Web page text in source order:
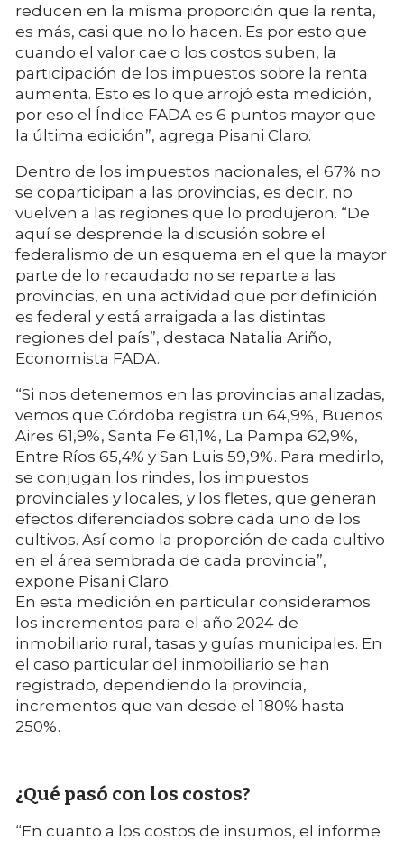
reducen en la misma proporción que la renta,
es más, casi que no lo hacen. Es por esto que
cuando el valor cae o los costos suben, la
participación de los impuestos sobre la renta
aumenta. Esto es lo que arrojó esta medición,
por eso el Índice FADA es 6 puntos mayor que
la última edición”, agrega Pisani Claro.
Dentro de los impuestos nacionales, el 67% no
se coparticipan a las provincias, es decir, no
vuelven a las regiones que lo produjeron. “De
aquí se desprende la discusión sobre el
federalismo de un esquema en el que la mayor
parte de lo recaudado no se reparte a las
provincias, en una actividad que por definición
es federal y está arraigada a las distintas
regiones del país”, destaca Natalia Ariño,
Economista FADA.
“Si nos detenemos en las provincias analizadas,
vemos que Córdoba registra un 64,9%, Buenos
Aires 61,9%, Santa Fe 61,1%, La Pampa 62,9%,
Entre Ríos 65,4% y San Luis 59,9%. Para medirlo,
se conjugan los rindes, los impuestos
provinciales y locales, y los fletes, que generan
efectos diferenciados sobre cada uno de los
cultivos. Así como la proporción de cada cultivo
en el área sembrada de cada provincia”,
expone Pisani Claro.
En esta medición en particular consideramos
los incrementos para el año 2024 de
inmobiliario rural, tasas y guías municipales. En
el caso particular del inmobiliario se han
registrado, dependiendo la provincia,
incrementos que van desde el 180% hasta
250%.
¿Qué pasó con los costos?
“En cuanto a los costos de insumos, el informe